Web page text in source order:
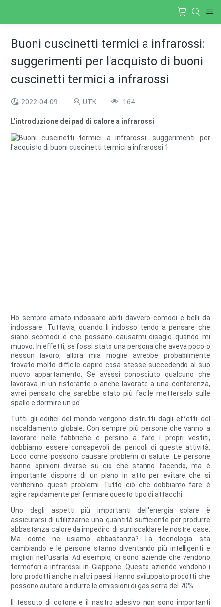
Buoni cuscinetti termici a infrarossi:
suggerimenti per l'acquisto di buoni
cuscinetti termici a infrarossi
2022-04-09 UTK 164
L'introduzione dei pad di calore a infrarossi
Ho sempre amato indossare abiti davvero comodi e belli da
indossare. Tuttavia, quando li indosso tendo a pensare che
siano scomodi e che possano causarmi disagio quando mi
muovo. In effetti, se fossi stato una persona che aveva poco o
nessun lavoro, allora mia moglie avrebbe probabilmente
trovato molto difficile capire cosa stesse succedendo al suo
nuovo appartamento. Se avessi conosciuto qualcuno che
lavorava in un ristorante o anche lavorato a una conferenza,
avrei pensato che sarebbe stato più facile metterselo sulle
spalle e dormire un po'.
Tutti gli edifici del mondo vengono distrutti dagli effetti del
riscaldamento globale. Con sempre più persone che vanno a
lavorare nelle fabbriche e persino a fare i propri vestiti,
dobbiamo essere consapevoli dei pericoli di queste attività.
Ecco come possono causare problemi di salute. Le persone
hanno opinioni diverse su ciò che stanno facendo, ma è
importante disporre di un piano in atto per evitare che si
verifichino questi problemi. Tutto ciò che dobbiamo fare è
agire rapidamente per fermare questo tipo di attacchi.
Uno degli aspetti più importanti dell'energia solare è
assicurarsi di utilizzarne una quantità sufficiente per produrre
abbastanza calore da impedirci di surriscaldare le nostre case.
Ma come ne usiamo abbastanza? La tecnologia sta
cambiando e le persone stanno diventando più intelligenti e
migliori nell'usarla. Ad esempio, ci sono aziende che vendono
termofori a infrarossi in Giappone. Queste aziende vendono i
loro prodotti anche in altri paesi. Hanno sviluppato prodotti che
possono aiutare a ridurre le emissioni di gas serra del 70%.
Il tessuto di cotone e il nastro adesivo non sono importanti